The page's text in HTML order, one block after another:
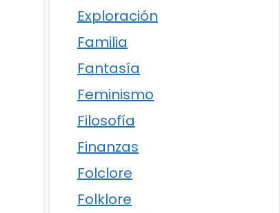
Exploración
Familia
Fantasía
Feminismo
Filosofía
Finanzas
Folclore
Folklore